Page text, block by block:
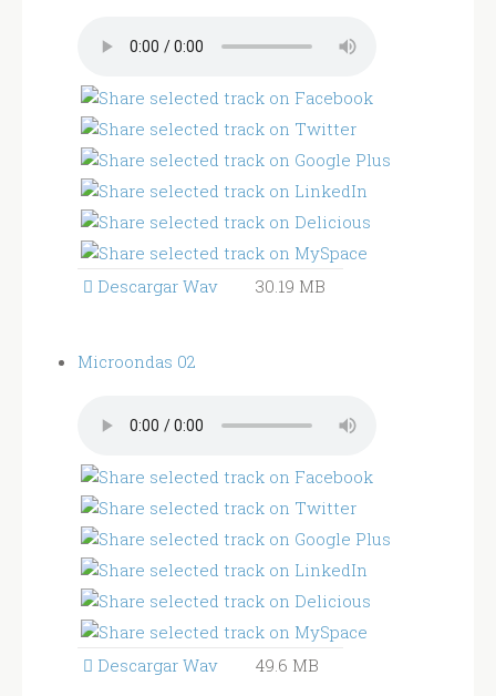
Descargar Wav 30.19 MB
Microondas 02
Descargar Wav 49.6 MB